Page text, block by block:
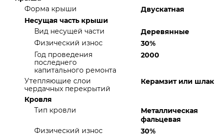
Форма крыши
Двускатная
Несущая часть крыши
Вид несущей части
Деревянные
Физический износ
30%
Год проведения
последнего
капитального ремонта
2000
Утепляющие слои
чердачных перекрытий
Керамзит или шлак
Кровля
Тип кровли
Металлическая
фальцевая
Физический износ
30%